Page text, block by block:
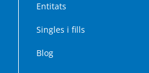
Entitats
Singles i fills
Blog